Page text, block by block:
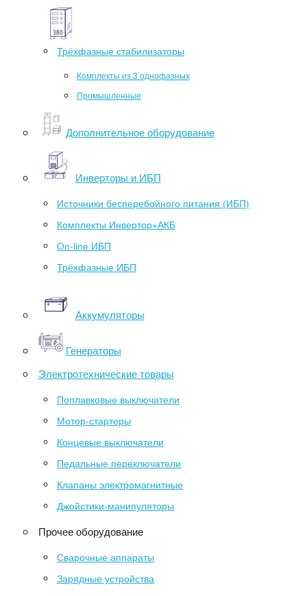
Трёхфазные стабилизаторы
Комплекты из 3 однофазных
Промышленные
Дополнительное оборудование
Инверторы и ИБП
Источники бесперебойного питания (ИБП)
Комплекты Инвертор+АКБ
On-line ИБП
Трёхфазные ИБП
Аккумуляторы
Генераторы
Электротехнические товары
Поплавковые выключатели
Мотор-стартеры
Концевые выключатели
Педальные переключатели
Клапаны электромагнитные
Джойстики-манипуляторы
Прочее оборудование
Сварочные аппараты
Зарядные устройства